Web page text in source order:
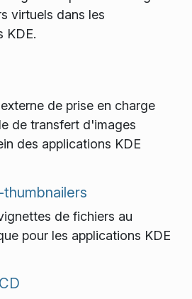
virtuels dans les
KDE.
de prise en charge
de transfert d'images
des applications KDE
de fichiers au
pour les applications KDE